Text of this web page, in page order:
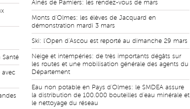
Santé
avec
Ainés de Pamiers: les rendez-vous de mars
Monts d'Olmes: les élèves de Jacquard en
démonstration mardi 3 mars
Ski: l'Open d'Ascou est reporté au dimanche 29 mars
Neige et intempéries: de très importants dégâts sur
les routes et une mobilisation générale des agents du
Département
Eau non potable en Pays d'Olmes: le SMDEA assure
la distribution de 100.000 bouteilles d'eau minérale et
le nettoyage du réseau